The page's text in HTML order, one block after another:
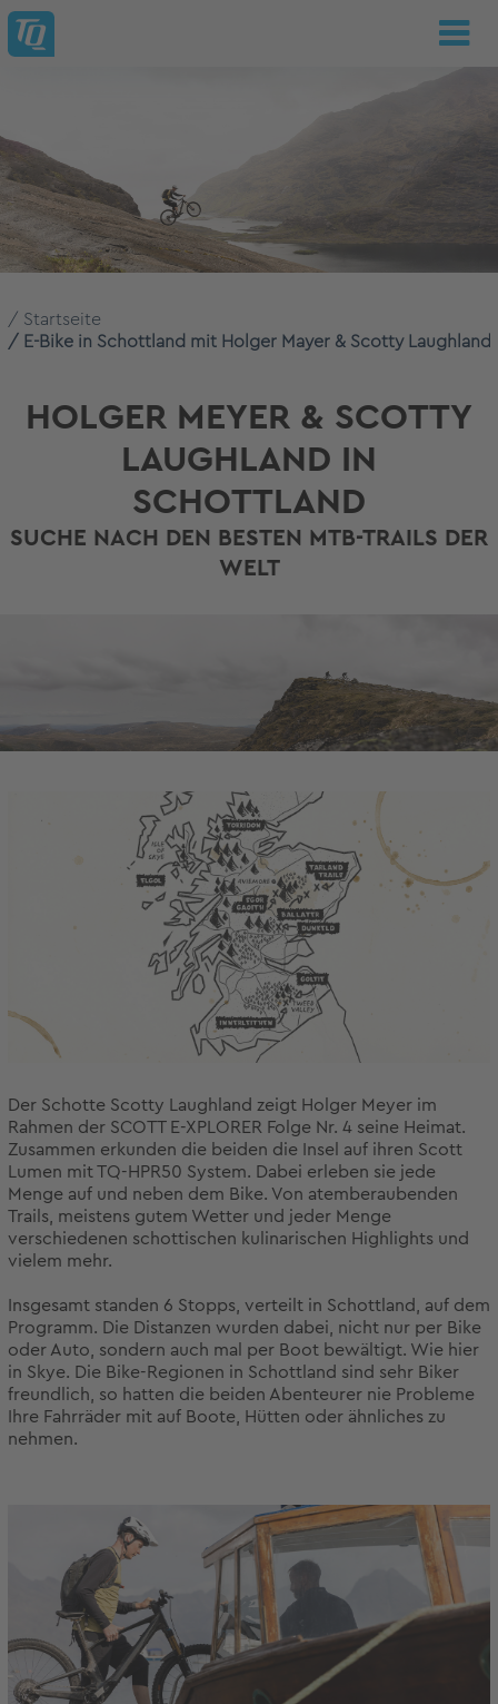
Startseite
E-Bike in Schottland mit Holger Mayer & Scotty Laughland
HOLGER MEYER & SCOTTY
LAUGHLAND IN
SCHOTTLAND
SUCHE NACH DEN BESTEN MTB-TRAILS DER
WELT
Der Schotte Scotty Laughland zeigt Holger Meyer im
Rahmen der SCOTT E-XPLORER Folge Nr. 4 seine Heimat.
Zusammen erkunden die beiden die Insel auf ihren Scott
Lumen mit TQ-HPR50 System. Dabei erleben sie jede
Menge auf und neben dem Bike. Von atemberaubenden
Trails, meistens gutem Wetter und jeder Menge
verschiedenen schottischen kulinarischen Highlights und
vielem mehr.
Insgesamt standen 6 Stopps, verteilt in Schottland, auf dem
Programm. Die Distanzen wurden dabei, nicht nur per Bike
oder Auto, sondern auch mal per Boot bewältigt. Wie hier
in Skye. Die Bike-Regionen in Schottland sind sehr Biker
freundlich, so hatten die beiden Abenteurer nie Probleme
Ihre Fahrräder mit auf Boote, Hütten oder ähnliches zu
nehmen.